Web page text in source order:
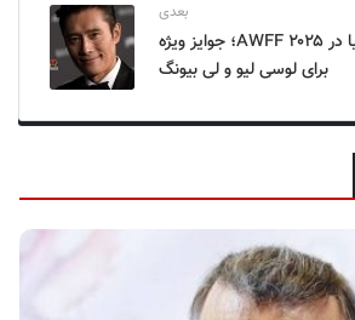
بعدی
ستارگان سینمای آسیا در AWFF ۲۰۲۵؛ جوایز ویژه
برای لوسی لیو و لی بیونگ